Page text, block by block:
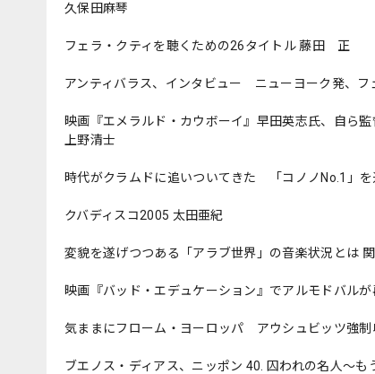
久保田麻琴
フェラ・クティを聴くための26タイトル 藤田 正
アンティバラス、インタビュー ニューヨーク発、
映画『エメラルド・カウボーイ』早田英志氏、自ら
上野清士
時代がクラムドに追いついてきた 「コノノNo.1」
クバディスコ2005 太田亜紀
変貌を遂げつつある「アラブ世界」の音楽状況とは
映画『バッド・エデュケーション』でアルモドバル
気ままにフローム・ヨーロッパ アウシュビッツ強制
ブエノス・ディアス、ニッポン 40. 囚われの名人〜